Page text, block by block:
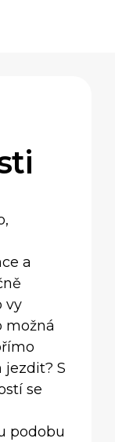
a
vy
možná
S
se
podobu